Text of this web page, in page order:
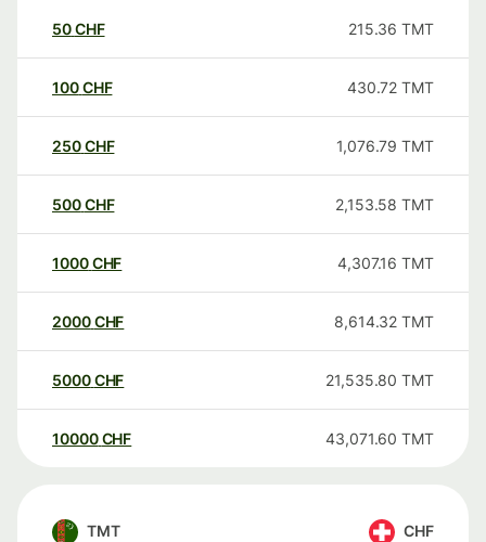
50CHF 215.36 TMT
100CHF 430.72 TMT
250CHF 1,076.79 TMT
500CHF 2,153.58 TMT
1000CHF 4,307.16 TMT
2000CHF 8,614.32 TMT
5000CHF 21,535.80 TMT
10000 CHF 43,071.60 TMT
TMT CHF